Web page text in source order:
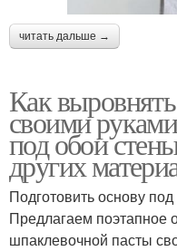
читать дальше →
Как
своими
под обои
других
Подготовить основу
Предлагаем поэтапное
шпаклевочной пасты